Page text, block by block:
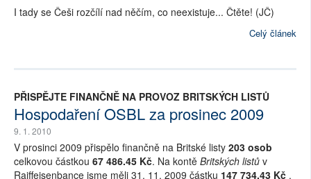
I tady se Češi rozčílí nad něčím, co neexistuje... Čtěte! (JČ)
Celý článek
PŘISPĚJTE FINANČNĚ NA PROVOZ BRITSKÝCH LISTŮ
Hospodaření OSBL za prosinec 2009
9. 1. 2010
V prosinci 2009 přispělo finančně na Britské listy 203 osob
celkovou částkou 67 486.45 Kč. Na kontě Britských listů v
Raiffeisenbance jsme měli 31. 11. 2009 částku 147 734.43 Kč .